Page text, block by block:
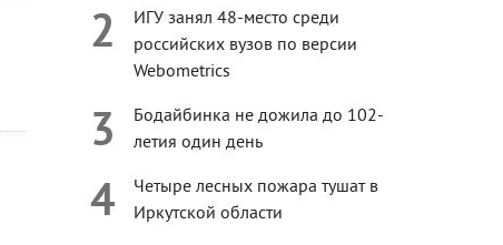
2
ИГУ занял 48-место среди
российских вузов по версии
Webometrics
3
Бодайбинка не дожила до 102-
летия один день
4
Четыре лесных пожара тушат в
Иркутской области